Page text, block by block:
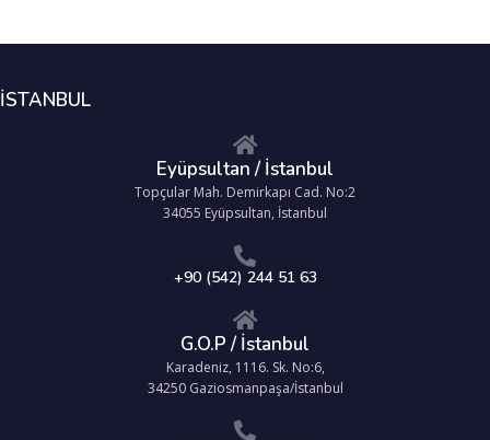
İSTANBUL
Eyüpsultan / İstanbul
Topçular Mah. Demirkapı Cad. No:2
34055 Eyüpsultan, İstanbul
+90 (542) 244 51 63
G.O.P / İstanbul
Karadeniz, 1116. Sk. No:6,
34250 Gaziosmanpaşa/İstanbul